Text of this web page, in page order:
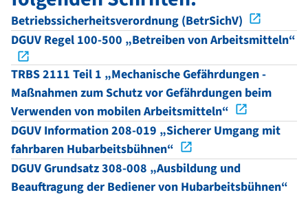
Betriebssicherheitsverordnung (BetrSichV)
DGUV Regel 100-500 „Betreiben von Arbeitsmitteln“
TRBS 2111 Teil 1 „Mechanische Gefährdungen -
Maßnahmen zum Schutz vor Gefährdungen beim
Verwenden von mobilen Arbeitsmitteln“
DGUV Information 208-019 „Sicherer Umgang mit
fahrbaren Hubarbeitsbühnen“
DGUV Grundsatz 308-008 „Ausbildung und
Beauftragung der Bediener von Hubarbeitsbühnen“